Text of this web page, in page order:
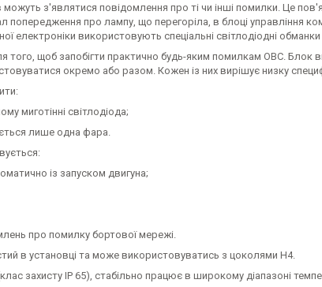
з'являтися повідомлення про ті чи інші помилки. Це
про лампу, що перегоріла, в блоці управління
електроніки використовують спеціальні світлодіодні
того, щоб запобігти практично будь-яким помилкам ОВС. Блок
окремо або разом. Кожен із них вирішує низку
миготінні світлодіода;
лише одна фара.
із запуском двигуна;
про помилку бортової мережі.
в установці та може використовуватись з цоколями Н4.
захисту IP 65), стабільно працює в широкому діапазоні